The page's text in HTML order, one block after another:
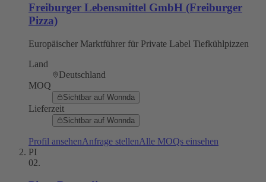
Freiburger Lebensmittel GmbH (Freiburger
Pizza)
Europäischer Marktführer für Private Label Tiefkühlpizzen
Land
Deutschland
MOQ
Sichtbar auf Wonnda
Lieferzeit
Sichtbar auf Wonnda
Profil ansehenAnfrage stellenAlle MOQs einsehen
PI
02.